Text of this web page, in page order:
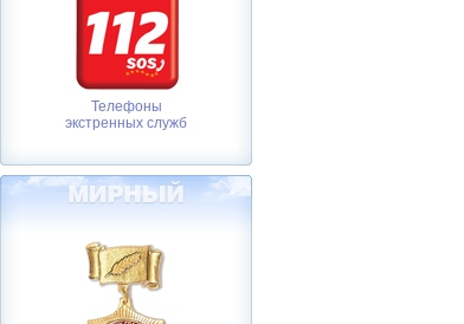
Телефоны
экстренных служб